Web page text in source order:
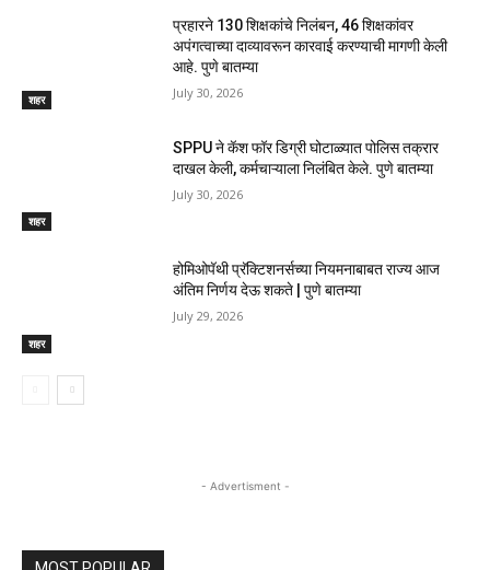
शहर
प्रहारने 130 शिक्षकांचे निलंबन, 46 शिक्षकांवर
अपंगत्वाच्या दाव्यावरून कारवाई करण्याची मागणी केली
आहे. पुणे बातम्या
July 30, 2026
शहर
SPPU ने कॅश फॉर डिग्री घोटाळ्यात पोलिस तक्रार
दाखल केली, कर्मचाऱ्याला निलंबित केले. पुणे बातम्या
July 30, 2026
शहर
होमिओपॅथी प्रॅक्टिशनर्सच्या नियमनाबाबत राज्य आज
अंतिम निर्णय देऊ शकते | पुणे बातम्या
July 29, 2026
- Advertisment -